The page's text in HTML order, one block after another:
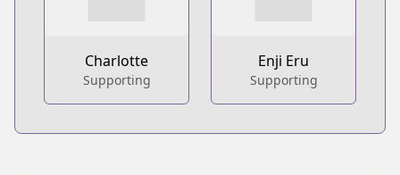
Charlotte
Supporting
Enji Eru
Supporting